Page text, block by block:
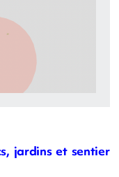
jardins et sentier